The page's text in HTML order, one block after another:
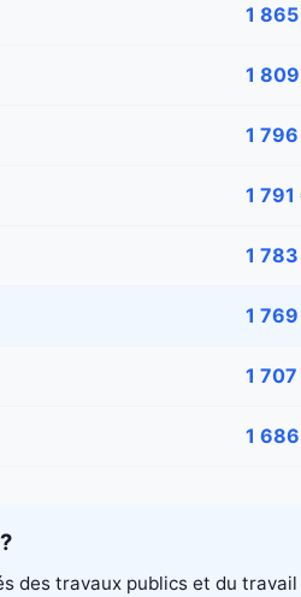
1
1
1
1 791
1
1
1
1
travaux publics et du